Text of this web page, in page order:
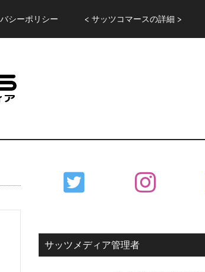
シーポリシー < サッツコマースの詳細 >
Primary
Sidebar
サッツメディア管理者